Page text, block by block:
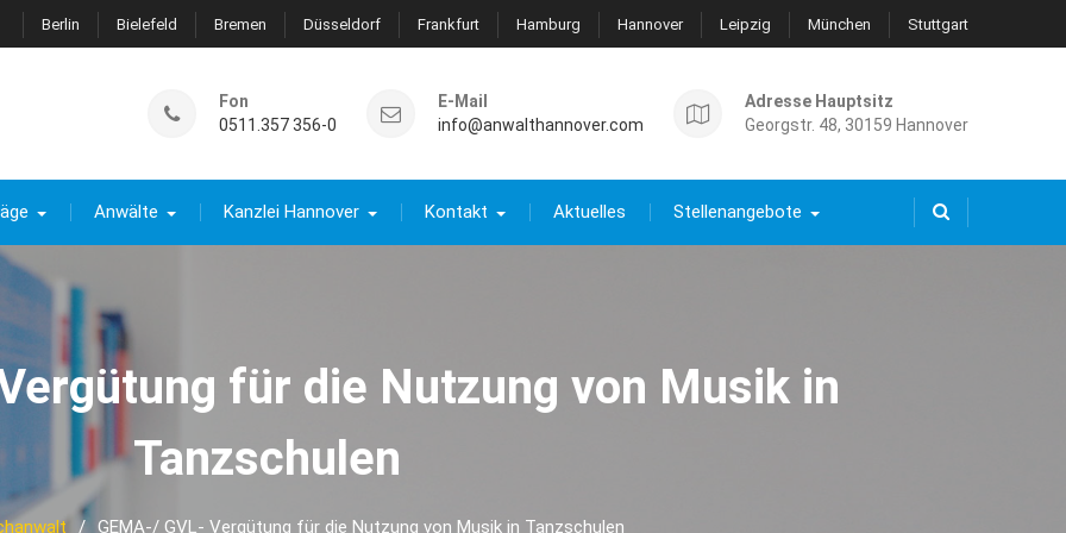
Berlin Bielefeld Bremen Düsseldorf Frankfurt Hamburg Hannover Leipzig München Stuttgart
Fon
0511.357 356-0
E-Mail
info@anwalthannover.com
Adresse Hauptsitz
Georgstr. 48, 30159 Hannover
Anwälte Kanzlei Hannover Kontakt Aktuelles Stellenangebote
für die Nutzung von Musik in
Tanzschulen
GEMA-/ GVL- Vergütung für die Nutzung von Musik in Tanzschulen